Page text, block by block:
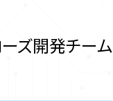
ズ開発チーム